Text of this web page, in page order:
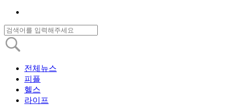
전체뉴스
피플
헬스
라이프